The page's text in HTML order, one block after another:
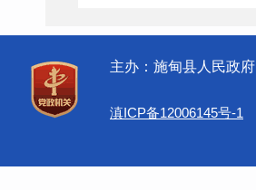
主办：施甸县人民政府
滇ICP备12006145号-1